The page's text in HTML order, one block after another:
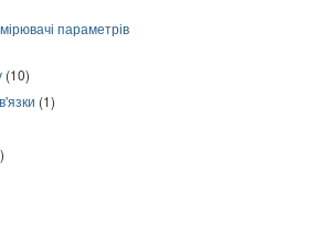
параметрів
(10)
(1)